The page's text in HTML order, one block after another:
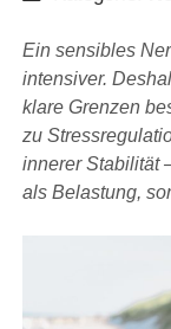
SCANNER-
Ein sensibles
intensiver.
klare Grenzen
zu
innerer Stabilität
als Belastung,